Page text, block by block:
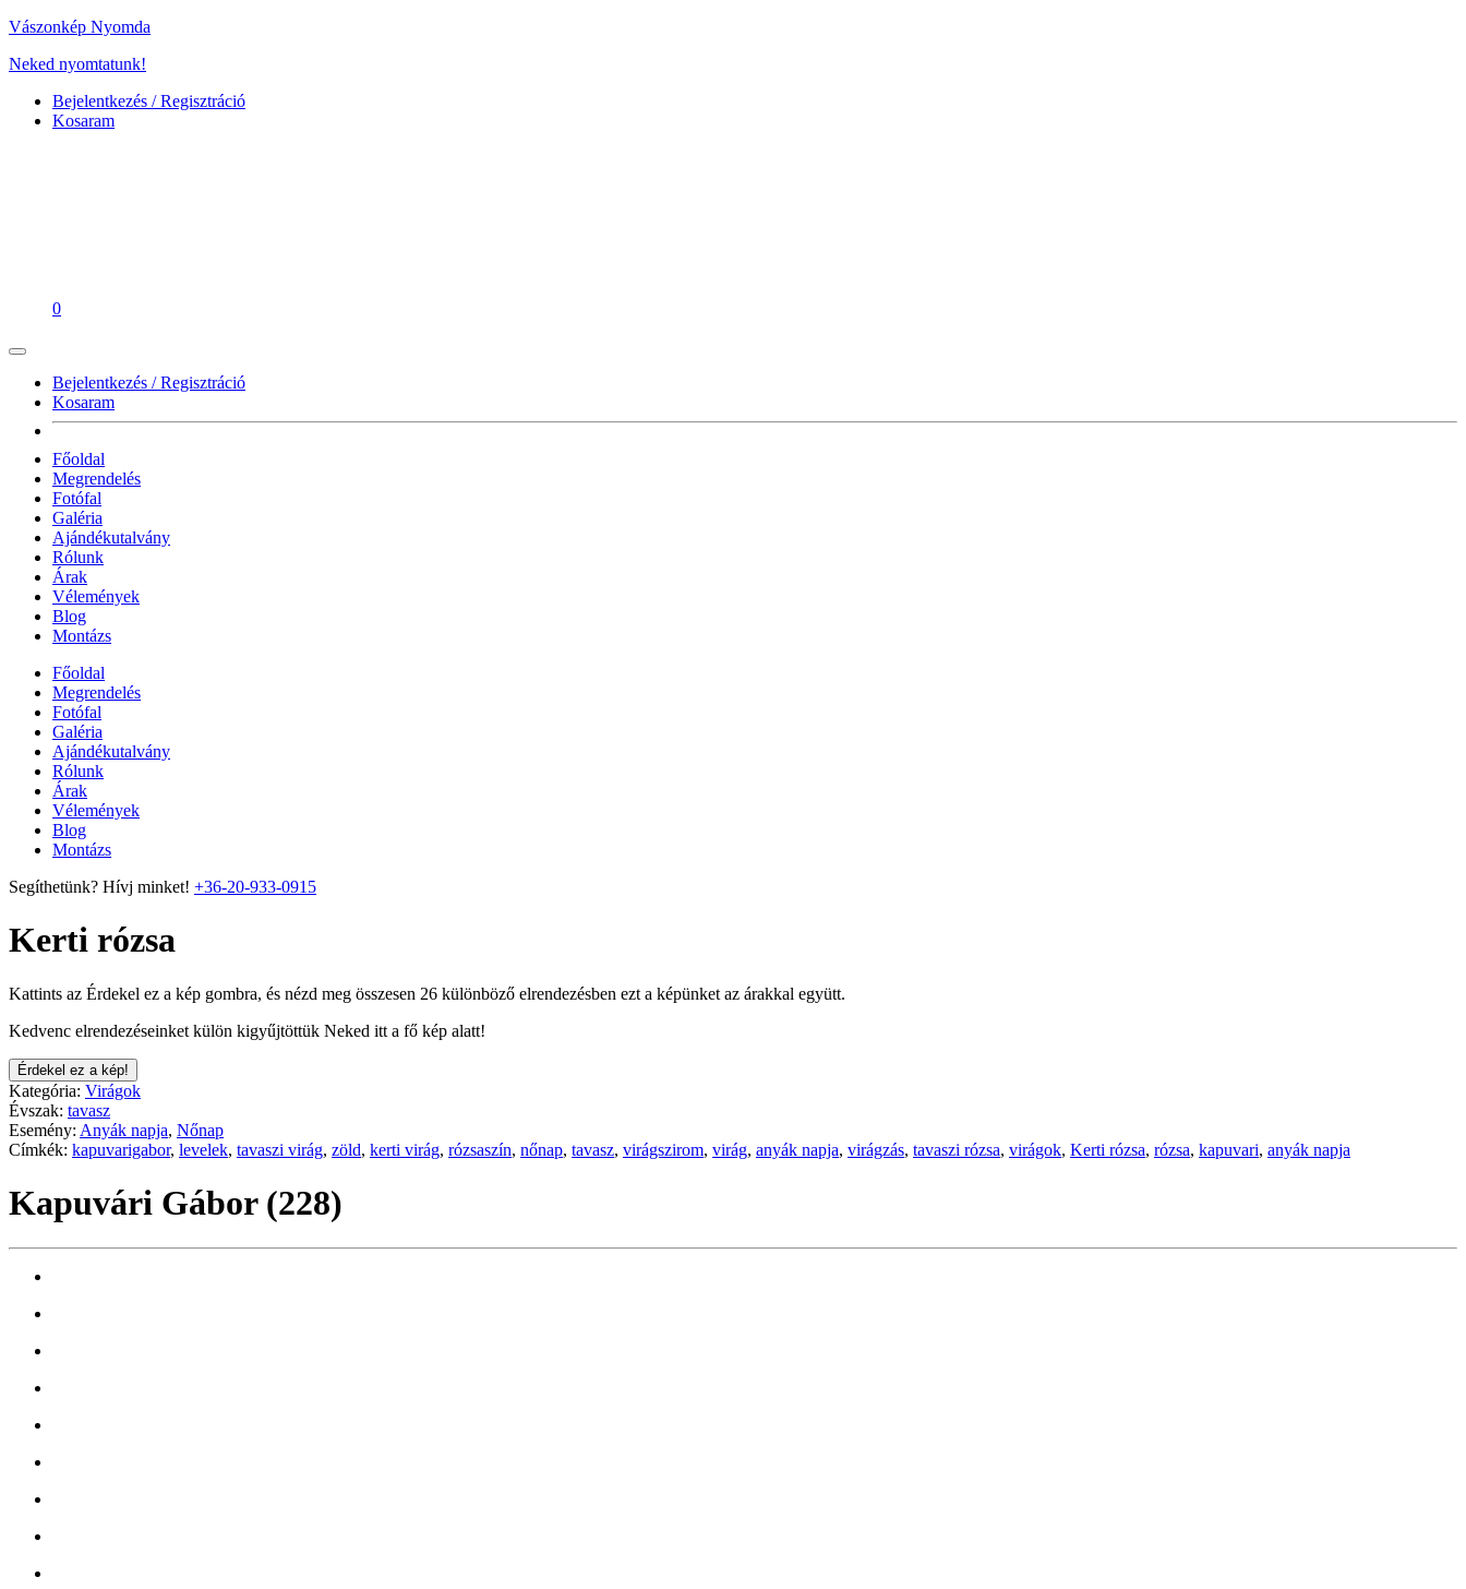
Vászonkép Nyomda
Neked nyomtatunk!
Bejelentkezés / Regisztráció
Kosaram
0
Bejelentkezés / Regisztráció
Kosaram
Főoldal
Megrendelés
Fotófal
Galéria
Ajándékutalvány
Rólunk
Árak
Vélemények
Blog
Montázs
Főoldal
Megrendelés
Fotófal
Galéria
Ajándékutalvány
Rólunk
Árak
Vélemények
Blog
Montázs
Segíthetünk? Hívj minket! +36-20-933-0915
Kerti rózsa
Kattints az Érdekel ez a kép gombra, és nézd meg összesen 26 különböző elrendezésben ezt a képünket az árakkal együtt.
Kedvenc elrendezéseinket külön kigyűjtöttük Neked itt a fő kép alatt!
Érdekel ez a kép!
Kategória: Virágok
Évszak: tavasz
Esemény: Anyák napja, Nőnap
Címkék: kapuvarigabor, levelek, tavaszi virág, zöld, kerti virág, rózsaszín, nőnap, tavasz, virágszirom, virág, anyák napja, virágzás, tavaszi rózsa, virágok, Kerti rózsa, rózsa, kapuvari, anyák napja
Kapuvári Gábor (228)